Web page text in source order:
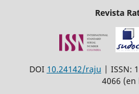
Revista
DOI 10.24142/raju | ISSN:
4066 (en